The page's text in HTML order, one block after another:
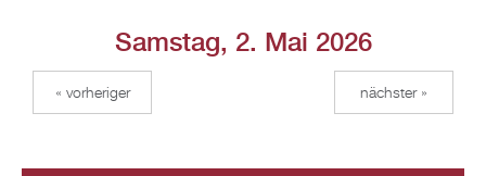
Samstag, 2. Mai 2026
« vorheriger nächster »